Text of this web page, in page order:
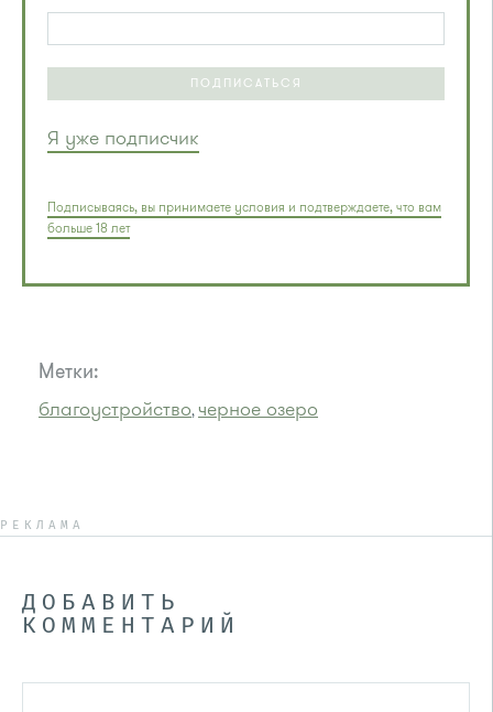
ПОДПИСАТЬСЯ
Я уже подписчик
Подписываясь, вы принимаете условия и подтверждаете, что вам
больше 18 лет
Метки:
благоустройство,черное озеро
РЕКЛАМА
ДОБАВИТЬ
КОММЕНТАРИЙ